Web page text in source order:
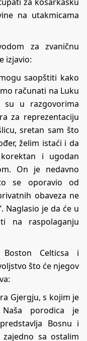
na utakmicama
za zvaničnu
izjavio:
saopštiti kako
računati na Luku
u razgovorima
za reprezentaciju
sretan sam što
želim istaći i da
i ugodan
On je nedavno
se oporavio od
obaveza ne
Naglasio je da će u
na raspolaganju
Celticsa i
što će njegov
Gjergju, s kojim je
Naša porodica je
Bosnu i
sa ostalim